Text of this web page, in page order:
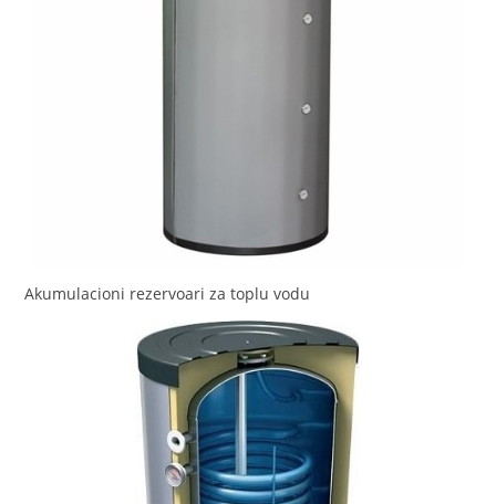
Akumulacioni rezervoari za toplu vodu